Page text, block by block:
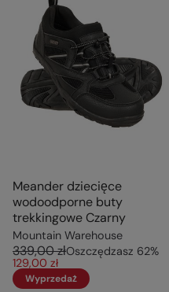
Meander dziecięce
wodoodporne buty
trekkingowe Czarny
Mountain Warehouse
339,00 złOszczędzasz 62%
129,00 zł
Wyprzedaż